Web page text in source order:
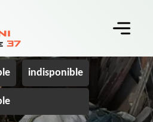
indisponible